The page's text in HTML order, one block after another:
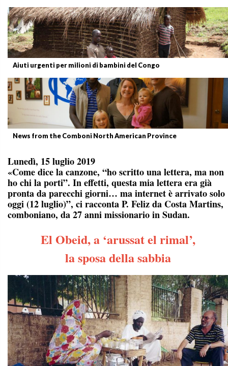
Aiuti urgenti per milioni di bambini del Congo
News from the Comboni North American Province
Lunedì, 15 luglio 2019
«Come dice la canzone, “ho scritto una lettera, ma non
ho chi la porti”. In effetti, questa mia lettera era già
pronta da parecchi giorni… ma internet è arrivato solo
oggi (12 luglio)”, ci racconta P. Feliz da Costa Martins,
comboniano, da 27 anni missionario in Sudan.
El Obeid, a ‘arussat el rimal’,
la sposa della sabbia